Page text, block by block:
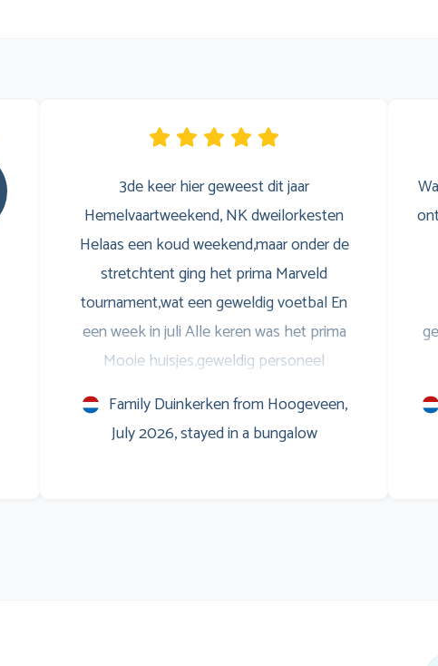
3de keer hier geweest dit jaar
Hemelvaartweekend, NK dweilorkesten
Helaas een koud weekend,maar onder de
stretchtent ging het prima Marveld
tournament,wat een geweldig voetbal En
een week in juli Alle keren was het prima
Mooie huisjes,geweldig personeel
Entertainment voor de jongeren,is ook prima
Savonds op het terras leuke muziek,en
natuurlijk het WK voetbal op het scherm
Family Duinkerken from Hoogeveen,
July 2026, stayed in a bungalow